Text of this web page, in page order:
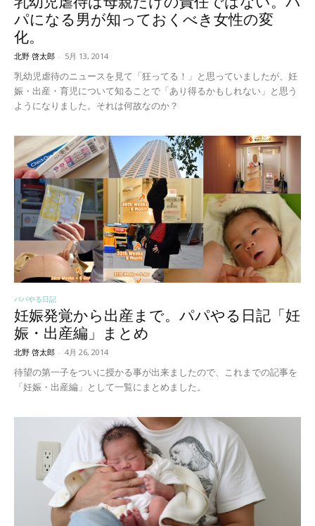
パになる男が知っておくべき女性の変
化。
北野 啓太郎 - 5月 13, 2014
乳幼児虐待のニュースを見て「狂ってる！」と思っていましたが、妊
娠・出産・育児について知ることで「あり得るかもしれない」と思う
ようになりました。それは何故なのか？
パパやる日記
妊娠発覚から出産まで。パパやる日記「妊
娠・出産編」まとめ
北野 啓太郎 - 4月 26, 2014
待望の第一子をついに授かる事が出来ましたので、これまでの記事を
「妊娠・出産編」として一覧にまとめました。